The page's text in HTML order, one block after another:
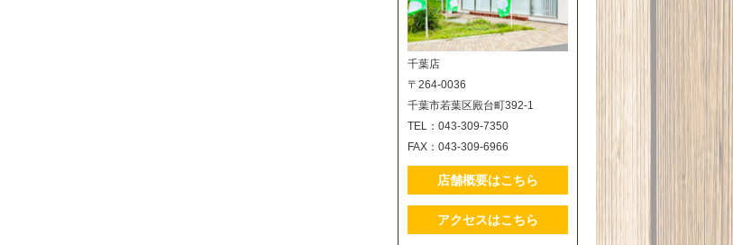
千葉店
〒264-0036
千葉市若葉区殿台町392-1
TEL：043-309-7350
FAX：043-309-6966
店舗概要はこちら
アクセスはこちら